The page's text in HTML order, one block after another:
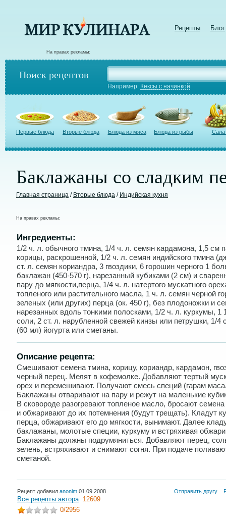
Рецепты Блог
На правах рекламы:
Поиск рецептов
Например: Кексы с начинкой
Первые блюда Вторые блюда Блюда из мяса Блюда из рыбы
Баклажаны со сладким
Главная страница / Вторые блюда / Индийская кухня
На правах рекламы:
Ингредиенты:
1/2 ч. л. обычного тмина, 1/4 ч. л. семян кардамона, 1,5 см
корицы, раскрошенной, 1/2 ч. л. семян индийского тмина
ст. л. семян кориандра, 3 гвоздики, 6 горошин черного 1
баклажан (450-570 г), нарезанный кубиками (2 см) и
пару до мягкости,перца, 1/4 ч. л. натертого мускатного
топленого или растительного масла, 1 ч. л. семян черной
зеленых (или других) перца (ок. 450 г), без плодоножки и
нарезанных вдоль тонкими полосками, 1/2 ч. л. куркумы, 1
соли, 2 ст. л. нарубленной свежей кинзы или петрушки, 1/4
(60 мл) йогурта или сметаны.
Описание рецепта:
Смешивают семена тмина, корицу, кориандр, кардамон,
черный перец. Мелят в кофемолке. Добавляют тертый
орех и перемешивают. Получают смесь специй (гарам
Баклажаны отваривают на пару и режут на маленькие
В сковороде разогревают топленое масло, бросают
и обжаривают до их потемнения (будут трещать). Кладут
перца, обжаривают его до мягкости, вынимают. Далее
баклажаны, молотые специи, куркуму и встряхивая
Баклажаны должны подрумяниться. Добавляют перец,
зелень, встряхивают и снимают согня. При подаче
сметаной.
Рецепт добавил anonim 01.09.2008 Отправить другу
Все рецепты автора 12609
0/2956